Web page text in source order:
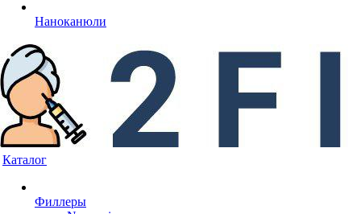
Наноканюли
Каталог
Филлеры